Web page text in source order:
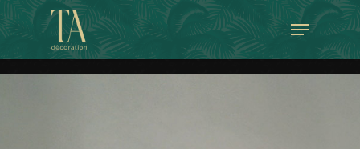
Skip
to
main
content
Menu
Close